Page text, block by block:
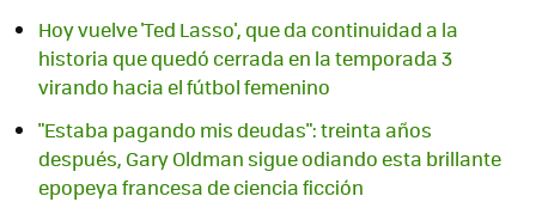
Hoy vuelve 'Ted Lasso', que da continuidad a la
historia que quedó cerrada en la temporada 3
virando hacia el fútbol femenino
"Estaba pagando mis deudas": treinta años
después, Gary Oldman sigue odiando esta brillante
epopeya francesa de ciencia ficción